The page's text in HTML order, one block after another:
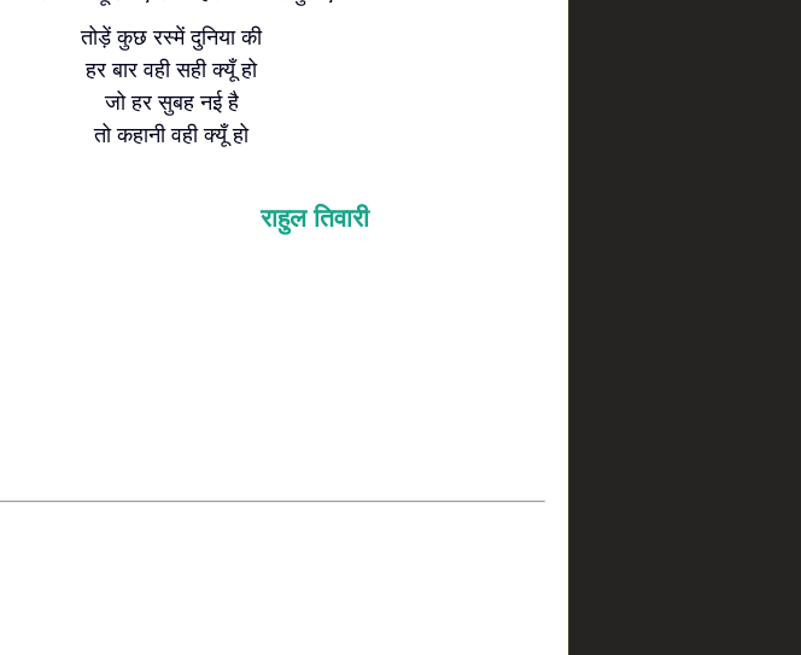
तोड़ें कुछ रस्में दुनिया की
हर बार वही सही क्यूँ हो
जो हर सुबह नई है
तो कहानी वही क्यूँ हो
राहुल तिवारी